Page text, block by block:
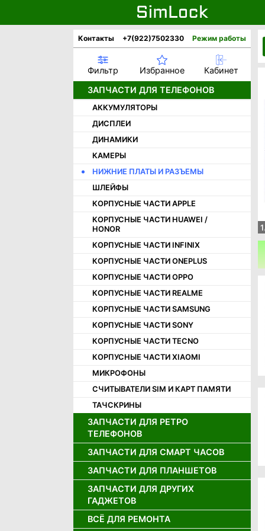
Контакты +7(922)7502330 Режим работы
Фильтр Избранное
Кабинет
ЗАПЧАСТИ ДЛЯ ТЕЛЕФОНОВ
АККУМУЛЯТОРЫ
ДИСПЛЕИ
ДИНАМИКИ
КАМЕРЫ
НИЖНИЕ ПЛАТЫ И РАЗЪЕМЫ
ШЛЕЙФЫ
КОРПУСНЫЕ ЧАСТИ APPLE
КОРПУСНЫЕ ЧАСТИ HUAWEI /
HONOR
КОРПУСНЫЕ ЧАСТИ INFINIX
КОРПУСНЫЕ ЧАСТИ ONEPLUS
КОРПУСНЫЕ ЧАСТИ OPPO
КОРПУСНЫЕ ЧАСТИ REALME
КОРПУСНЫЕ ЧАСТИ SAMSUNG
КОРПУСНЫЕ ЧАСТИ SONY
КОРПУСНЫЕ ЧАСТИ TECNO
КОРПУСНЫЕ ЧАСТИ XIAOMI
МИКРОФОНЫ
СЧИТЫВАТЕЛИ SIM И КАРТ ПАМЯТИ
ТАЧСКРИНЫ
ЗАПЧАСТИ ДЛЯ РЕТРО
ТЕЛЕФОНОВ
ДЖОЙСТИКИ ДЛЯ РЕТРО
ТЕЛЕФОНОВ
ДИНАМИКИ ДЛЯ РЕТРО
ТЕЛЕФОНОВ
ДИСПЛЕИ ДЛЯ РЕТРО ТЕЛЕФОНОВ
ЗАРЯДНЫЕ УСТРОЙСТВА
ЗАПЧАСТИ ДЛЯ СМАРТ ЧАСОВ
ДИСПЛЕИ ДЛЯ СМАРТ ЧАСОВ
АККУМУЛЯТОРЫ ДЛЯ СМАРТ
ЧАСОВ
ЗАПЧАСТИ ДЛЯ ПЛАНШЕТОВ
АККУМУЛЯТОРЫ ДЛЯ ПЛАНШЕТОВ
ДИСПЛЕИ И ТАЧСКРИНЫ ДЛЯ
ПЛАНШЕТОВ
ЗАПЧАСТИ ДЛЯ ДРУГИХ
ГАДЖЕТОВ
ЗАПЧАСТИ ДЛЯ ИГРОВЫХ
ПРИСТАВОК
ВСЁ ДЛЯ РЕМОНТА